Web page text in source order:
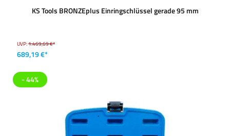
KS Tools BRONZEplus Einringschlüssel gerade 95 mm
UVP:1.469,69 €*
689,19 €*
- 44%